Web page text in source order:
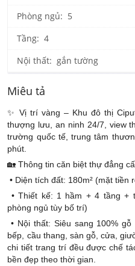
Phòng ngủ: 5
Tầng: 4
Nội thất: gắn tường
Miêu tả
✨ Vị trí vàng – Khu đô thị
thượng lưu, an ninh 24/7, view
trường quốc tế, trung tâm
phút.
🏡 Thông tin căn biệt thự đẳng
• Diện tích đất: 180m² (mặt tiền
• Thiết kế: 1 hầm + 4 tầng +
phòng ngủ tùy bố trí)
• Nội thất: Siêu sang 100%
bếp, cầu thang, sàn gỗ, cửa,
chi tiết trang trí đều được chế
bền đẹp theo thời gian.